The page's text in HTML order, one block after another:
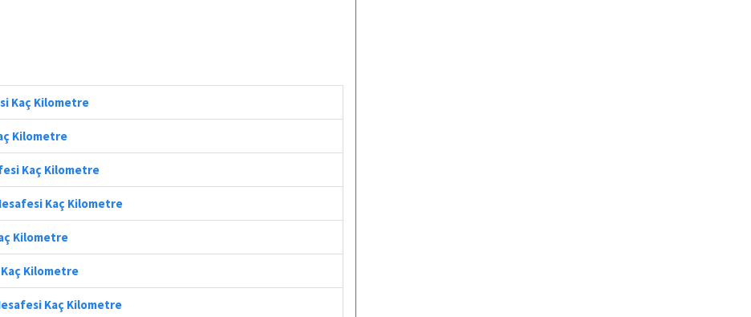
Kaç Kilometre
Kilometre
Kaç Kilometre
Kaç Kilometre
Kilometre
Kilometre
Kaç Kilometre